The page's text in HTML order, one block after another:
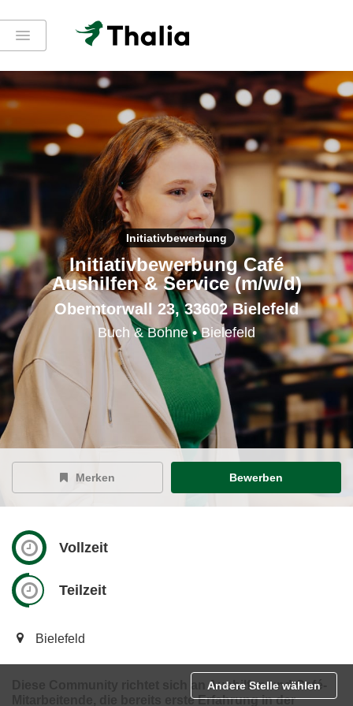
Initiativbewerbung
Initiativbewerbung Café
Aushilfen & Service (m/w/d)
Oberntorwall 23, 33602 Bielefeld
Buch & Bohne • Bielefeld
Merken Bewerben
Vollzeit
Teilzeit
Bielefeld
Diese Community richtet sich an Aushilfen und Café-
Mitarbeitende, die bereits erste Erfahrung in der
Andere Stelle wählen